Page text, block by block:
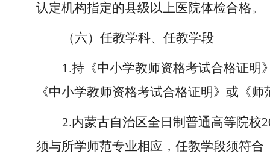
认定机构指定的县级以上医院体检合格。
（六）任教学科、任教学段
1.持《中小学教师资格考试合格证
《中小学教师资格考试合格证明》或《
2.内蒙古自治区全日制普通高等院校
须与所学师范专业相应，任教学段须符